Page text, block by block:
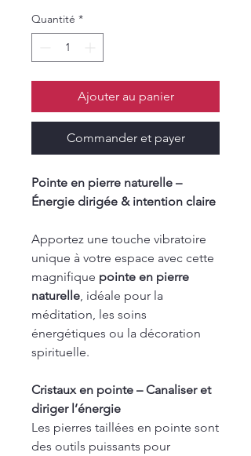
Quantité *
Ajouter au panier
Commander et payer
Pointe en pierre naturelle –
Énergie dirigée & intention claire
Apportez une touche vibratoire
unique à votre espace avec cette
magnifique pointe en pierre
naturelle, idéale pour la
méditation, les soins
énergétiques ou la décoration
spirituelle.
Cristaux en pointe – Canaliser et
diriger l’énergie
Les pierres taillées en pointe sont
des outils puissants pour